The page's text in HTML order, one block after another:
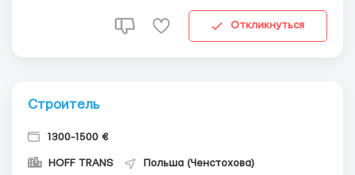
сопроводительной документацией грузов;Откликнуться
Строитель
1300-1500 €
HOFF TRANS Польша (Ченстохова)